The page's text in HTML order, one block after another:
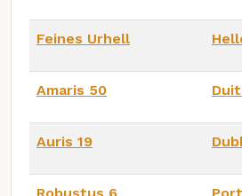
Feines Urhell
Amaris 50
Auris 19
Robustus 6